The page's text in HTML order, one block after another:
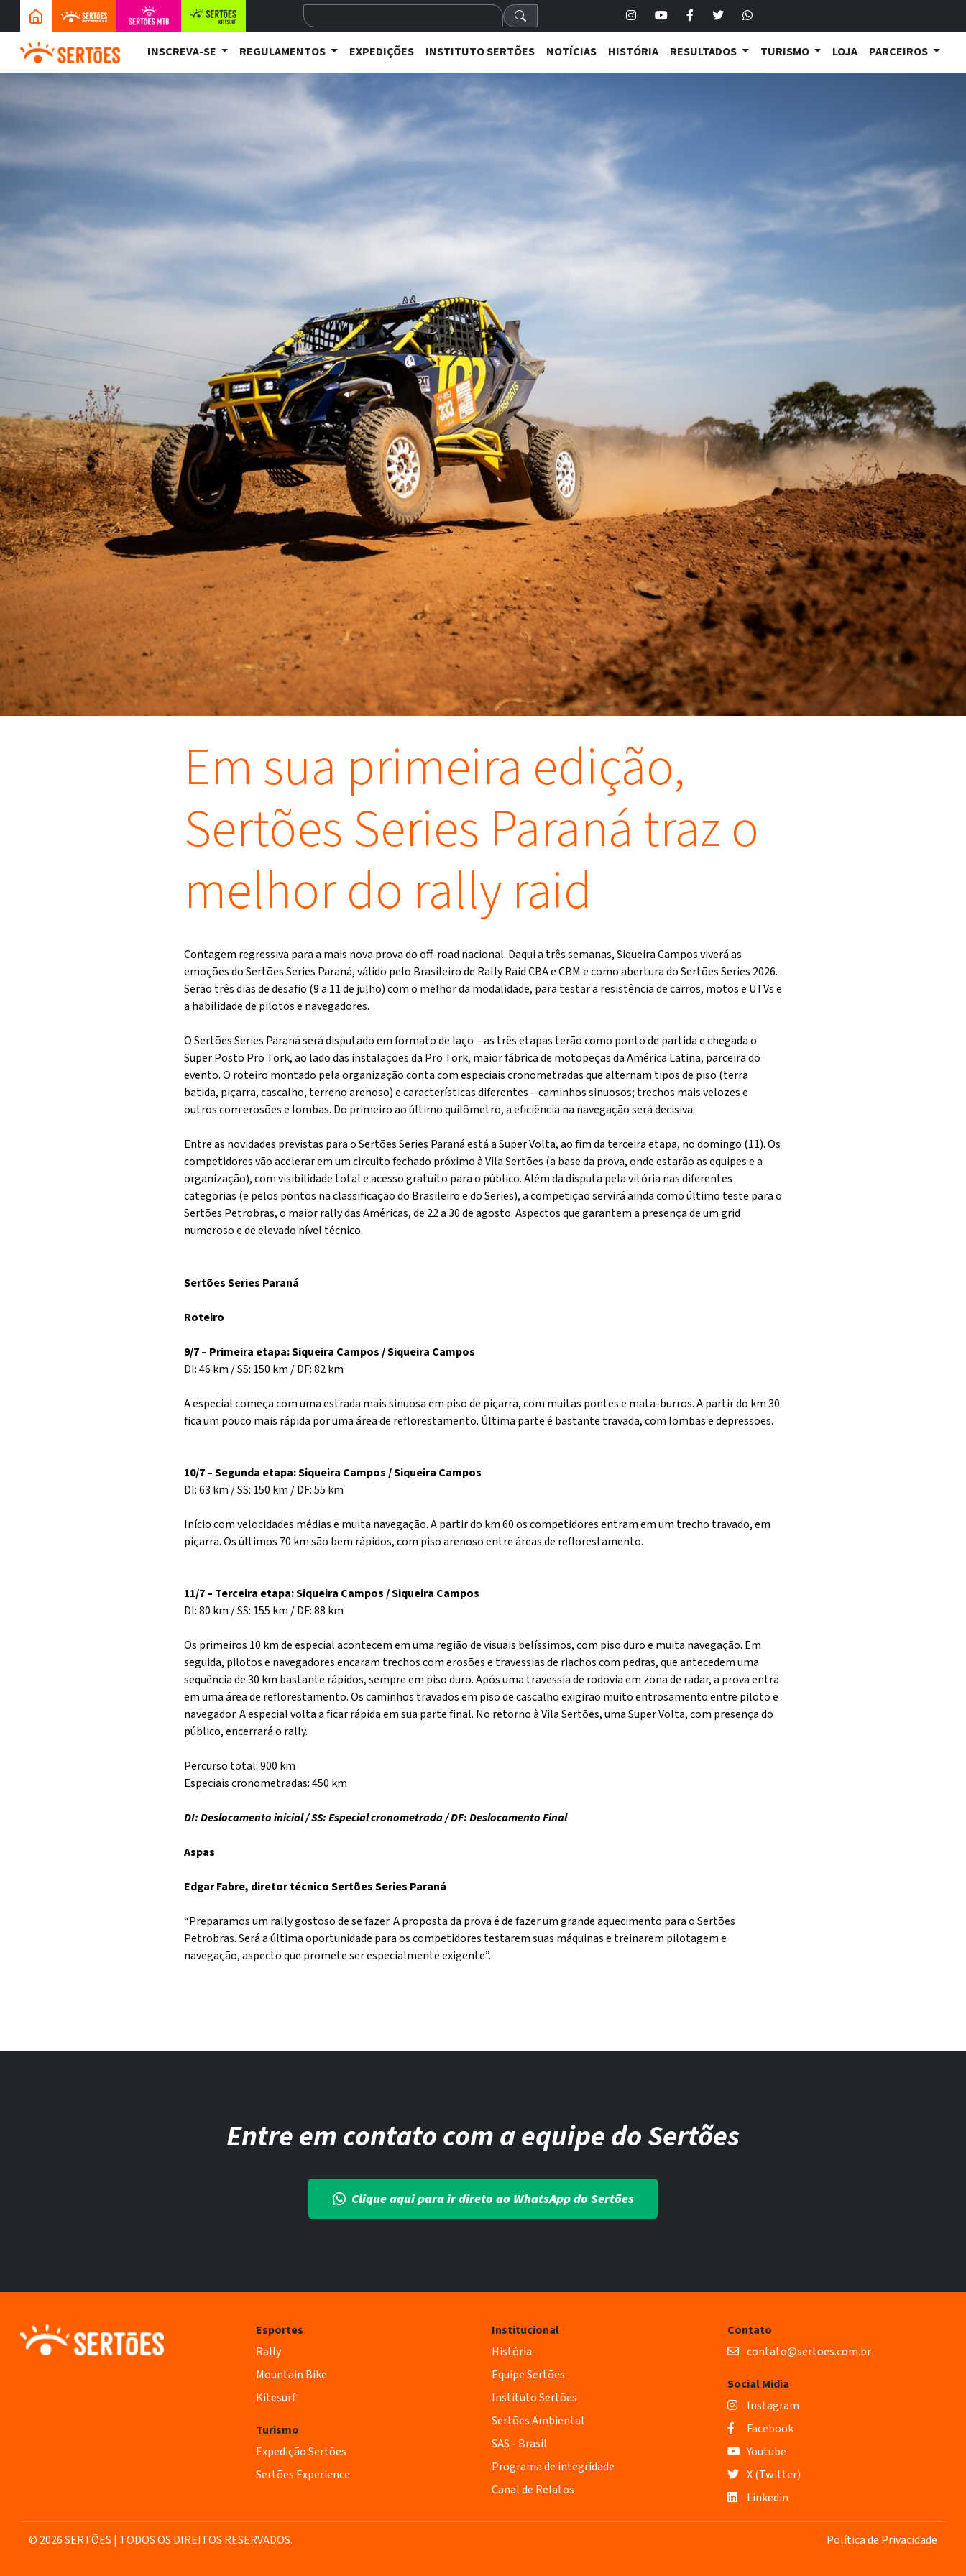
INSCREVA-SE REGULAMENTOS EXPEDIÇÕES INSTITUTO SERTÕES NOTÍCIAS HISTÓRIA RESULTADOS TURISMO LOJA PARCEIROS
Em sua primeira edição,
Sertões Series Paraná traz o
melhor do rally raid
Contagem regressiva para a mais nova prova do off-road nacional. Daqui a três semanas, Siqueira Campos viverá as
emoções do Sertões Series Paraná, válido pelo Brasileiro de Rally Raid CBA e CBM e como abertura do Sertões Series 2026.
Serão três dias de desafio (9 a 11 de julho) com o melhor da modalidade, para testar a resistência de carros, motos e UTVs e
a habilidade de pilotos e navegadores.
O Sertões Series Paraná será disputado em formato de laço – as três etapas terão como ponto de partida e chegada o
Super Posto Pro Tork, ao lado das instalações da Pro Tork, maior fábrica de motopeças da América Latina, parceira do
evento. O roteiro montado pela organização conta com especiais cronometradas que alternam tipos de piso (terra
batida, piçarra, cascalho, terreno arenoso) e características diferentes – caminhos sinuosos; trechos mais velozes e
outros com erosões e lombas. Do primeiro ao último quilômetro, a eficiência na navegação será decisiva.
Entre as novidades previstas para o Sertões Series Paraná está a Super Volta, ao fim da terceira etapa, no domingo (11). Os
competidores vão acelerar em um circuito fechado próximo à Vila Sertões (a base da prova, onde estarão as equipes e a
organização), com visibilidade total e acesso gratuito para o público. Além da disputa pela vitória nas diferentes
categorias (e pelos pontos na classificação do Brasileiro e do Series), a competição servirá ainda como último teste para o
Sertões Petrobras, o maior rally das Américas, de 22 a 30 de agosto. Aspectos que garantem a presença de um grid
numeroso e de elevado nível técnico.
Sertões Series Paraná
Roteiro
9/7 – Primeira etapa: Siqueira Campos / Siqueira Campos
DI: 46 km / SS: 150 km / DF: 82 km
A especial começa com uma estrada mais sinuosa em piso de piçarra, com muitas pontes e mata-burros. A partir do km 30
fica um pouco mais rápida por uma área de reflorestamento. Última parte é bastante travada, com lombas e depressões.
10/7 – Segunda etapa: Siqueira Campos / Siqueira Campos
DI: 63 km / SS: 150 km / DF: 55 km
Início com velocidades médias e muita navegação. A partir do km 60 os competidores entram em um trecho travado, em
piçarra. Os últimos 70 km são bem rápidos, com piso arenoso entre áreas de reflorestamento.
11/7 – Terceira etapa: Siqueira Campos / Siqueira Campos
DI: 80 km / SS: 155 km / DF: 88 km
Os primeiros 10 km de especial acontecem em uma região de visuais belíssimos, com piso duro e muita navegação. Em
seguida, pilotos e navegadores encaram trechos com erosões e travessias de riachos com pedras, que antecedem uma
sequência de 30 km bastante rápidos, sempre em piso duro. Após uma travessia de rodovia em zona de radar, a prova entra
em uma área de reflorestamento. Os caminhos travados em piso de cascalho exigirão muito entrosamento entre piloto e
navegador. A especial volta a ficar rápida em sua parte final. No retorno à Vila Sertões, uma Super Volta, com presença do
público, encerrará o rally.
Percurso total: 900 km
Especiais cronometradas: 450 km
DI: Deslocamento inicial / SS: Especial cronometrada / DF: Deslocamento Final
Aspas
Edgar Fabre, diretor técnico Sertões Series Paraná
“Preparamos um rally gostoso de se fazer. A proposta da prova é de fazer um grande aquecimento para o Sertões
Petrobras. Será a última oportunidade para os competidores testarem suas máquinas e treinarem pilotagem e
navegação, aspecto que promete ser especialmente exigente”.
Entre em contato com a equipe do Sertões
Clique aqui para ir direto ao WhatsApp do Sertões
Esportes
Rally
Mountain Bike
Kitesurf
Turismo
Expedição Sertões
Sertões Experience
Institucional
História
Equipe Sertões
Instituto Sertões
Sertões Ambiental
SAS - Brasil
Programa de integridade
Canal de Relatos
Contato
contato@sertoes.com.br
Social Midia
Instagram
Facebook
Youtube
X (Twitter)
Linkedin
© 2026 SERTÕES | TODOS OS DIREITOS RESERVADOS. Política de Privacidade